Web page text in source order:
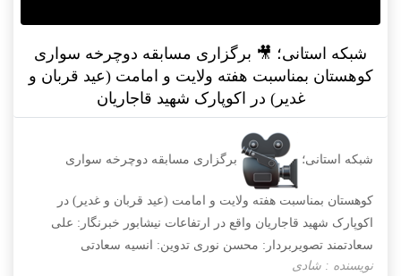
شبکه استانی؛ 🎥 برگزاری مسابقه دوچرخه سواری
کوهستان بمناسبت هفته ولایت و امامت (عید قربان و
غدیر) در اکوپارک شهید قاجاریان
شبکه استانی؛ برگزاری مسابقه دوچرخه سواری
کوهستان بمناسبت هفته ولایت و امامت (عید قربان و غدیر) در
اکوپارک شهید قاجاریان واقع در ارتفاعات نیشابور خبرنگار: علی
سعادتمند تصویربردار: محسن نوری تدوین: انسیه سعادتی
نویسنده : شادی